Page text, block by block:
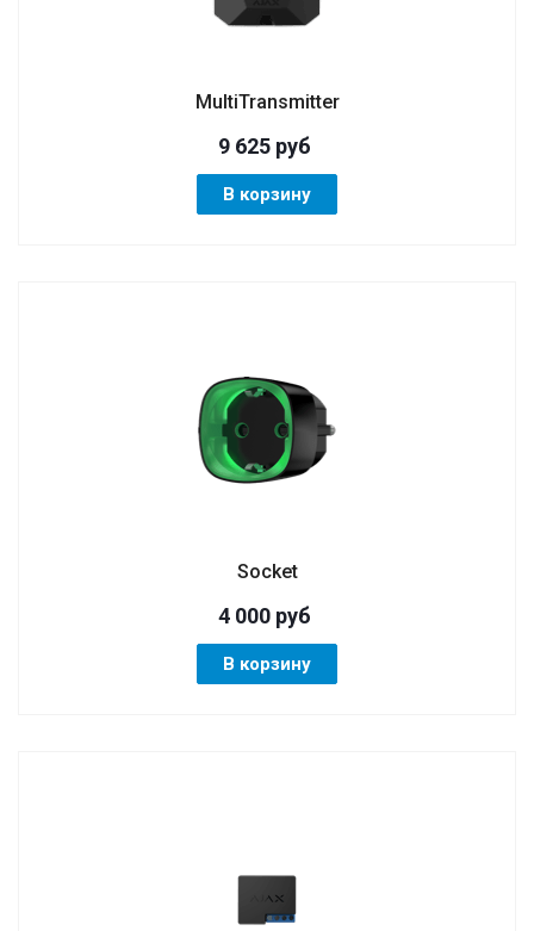
MultiTransmitter
9 625руб
В корзину
Socket
4 000руб
В корзину